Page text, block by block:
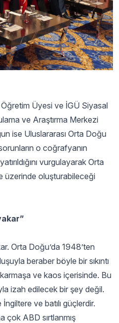
Üyesi ve İGÜ Siyasal
ve Araştırma Merkezi
ise Uluslararası Orta Doğu
o coğrafyanın
vurgulayarak Orta
üzerinde oluşturabileceği
Orta Doğu’da 1948’ten
beraber böyle bir sıkıntı
ve kaos içerisinde. Bu
izah edilecek bir şey değil.
ve batılı güçlerdir.
çok ABD sırtlanmış